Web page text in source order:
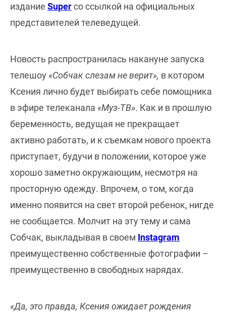
издание Superсо ссылкой на официальных
представителей телеведущей.
Новость распространилась накануне запуска
телешоу «Собчак слезам не верит», в котором
Ксения лично будет выбирать себе помощника
в эфире телеканала «Муз-ТВ». Как и в прошлую
беременность, ведущая не прекращает
активно работать, и к съемкам нового проекта
приступает, будучи в положении, которое уже
хорошо заметно окружающим, несмотря на
просторную одежду. Впрочем, о том, когда
именно появится на свет второй ребенок, нигде
не сообщается. Молчит на эту тему и сама
Собчак, выкладывая в своем Instagram
преимущественно собственные фотографии –
преимущественно в свободных нарядах.
«Да, это правда, Ксения ожидает рождения